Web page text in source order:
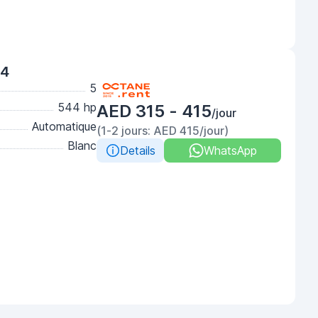
5
544 hp
Automatique
Blanc
AED 315 - 415/jour
(1-2 jours: AED 415/jour)
Details
WhatsApp